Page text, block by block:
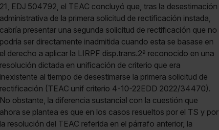
21, EDJ 504792, el TEAC concluyó que, tras la desestimación
administrativa de la primera solicitud de rectificación instada,
cabría presentar una segunda solicitud de rectificación que no
podría ser directamente inadmitida cuando esta se basase en
el derecho a aplicar la LIRPF disp.trans.2ª reconocido en una
resolución dictada en unificación de criterio que era
inexistente al tiempo de desestimarse la primera solicitud de
rectificación (TEAC unif criterio 4-10-22EDD 2022/34470).
No obstante, la diferencia sustancial con la cuestión que
ahora se plantea es que en los casos resueltos por el TS y por
la resolución del TEAC referida en el párrafo anterior, la